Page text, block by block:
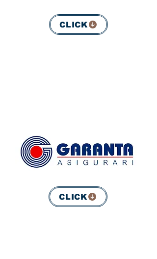
CLICK
CLICK